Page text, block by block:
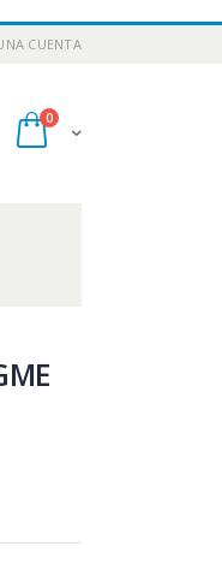
CUENTA
Cart
0artículos